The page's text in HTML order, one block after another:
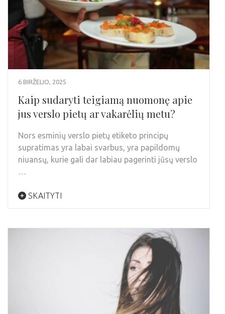
6 BIRŽELIO, 2025
Kaip sudaryti teigiamą nuomonę apie
jus verslo pietų ar vakarėlių metu?
Nors esminių verslo pietų etiketo principų
supratimas yra labai svarbus, yra papildomų
niuansų, kurie gali dar labiau pagerinti jūsų verslo
…
SKAITYTI